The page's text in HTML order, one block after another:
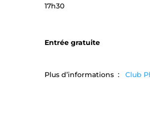
17h30
Entrée gratuite
Plus d’informations : Club